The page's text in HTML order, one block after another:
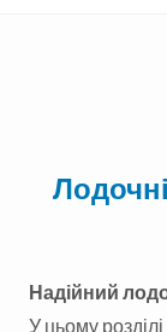
Надійний
У цьому